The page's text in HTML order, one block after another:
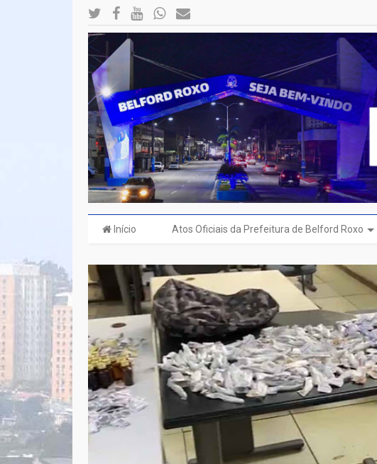
Início Atos Oficiais da Prefeitura de Belford Roxo